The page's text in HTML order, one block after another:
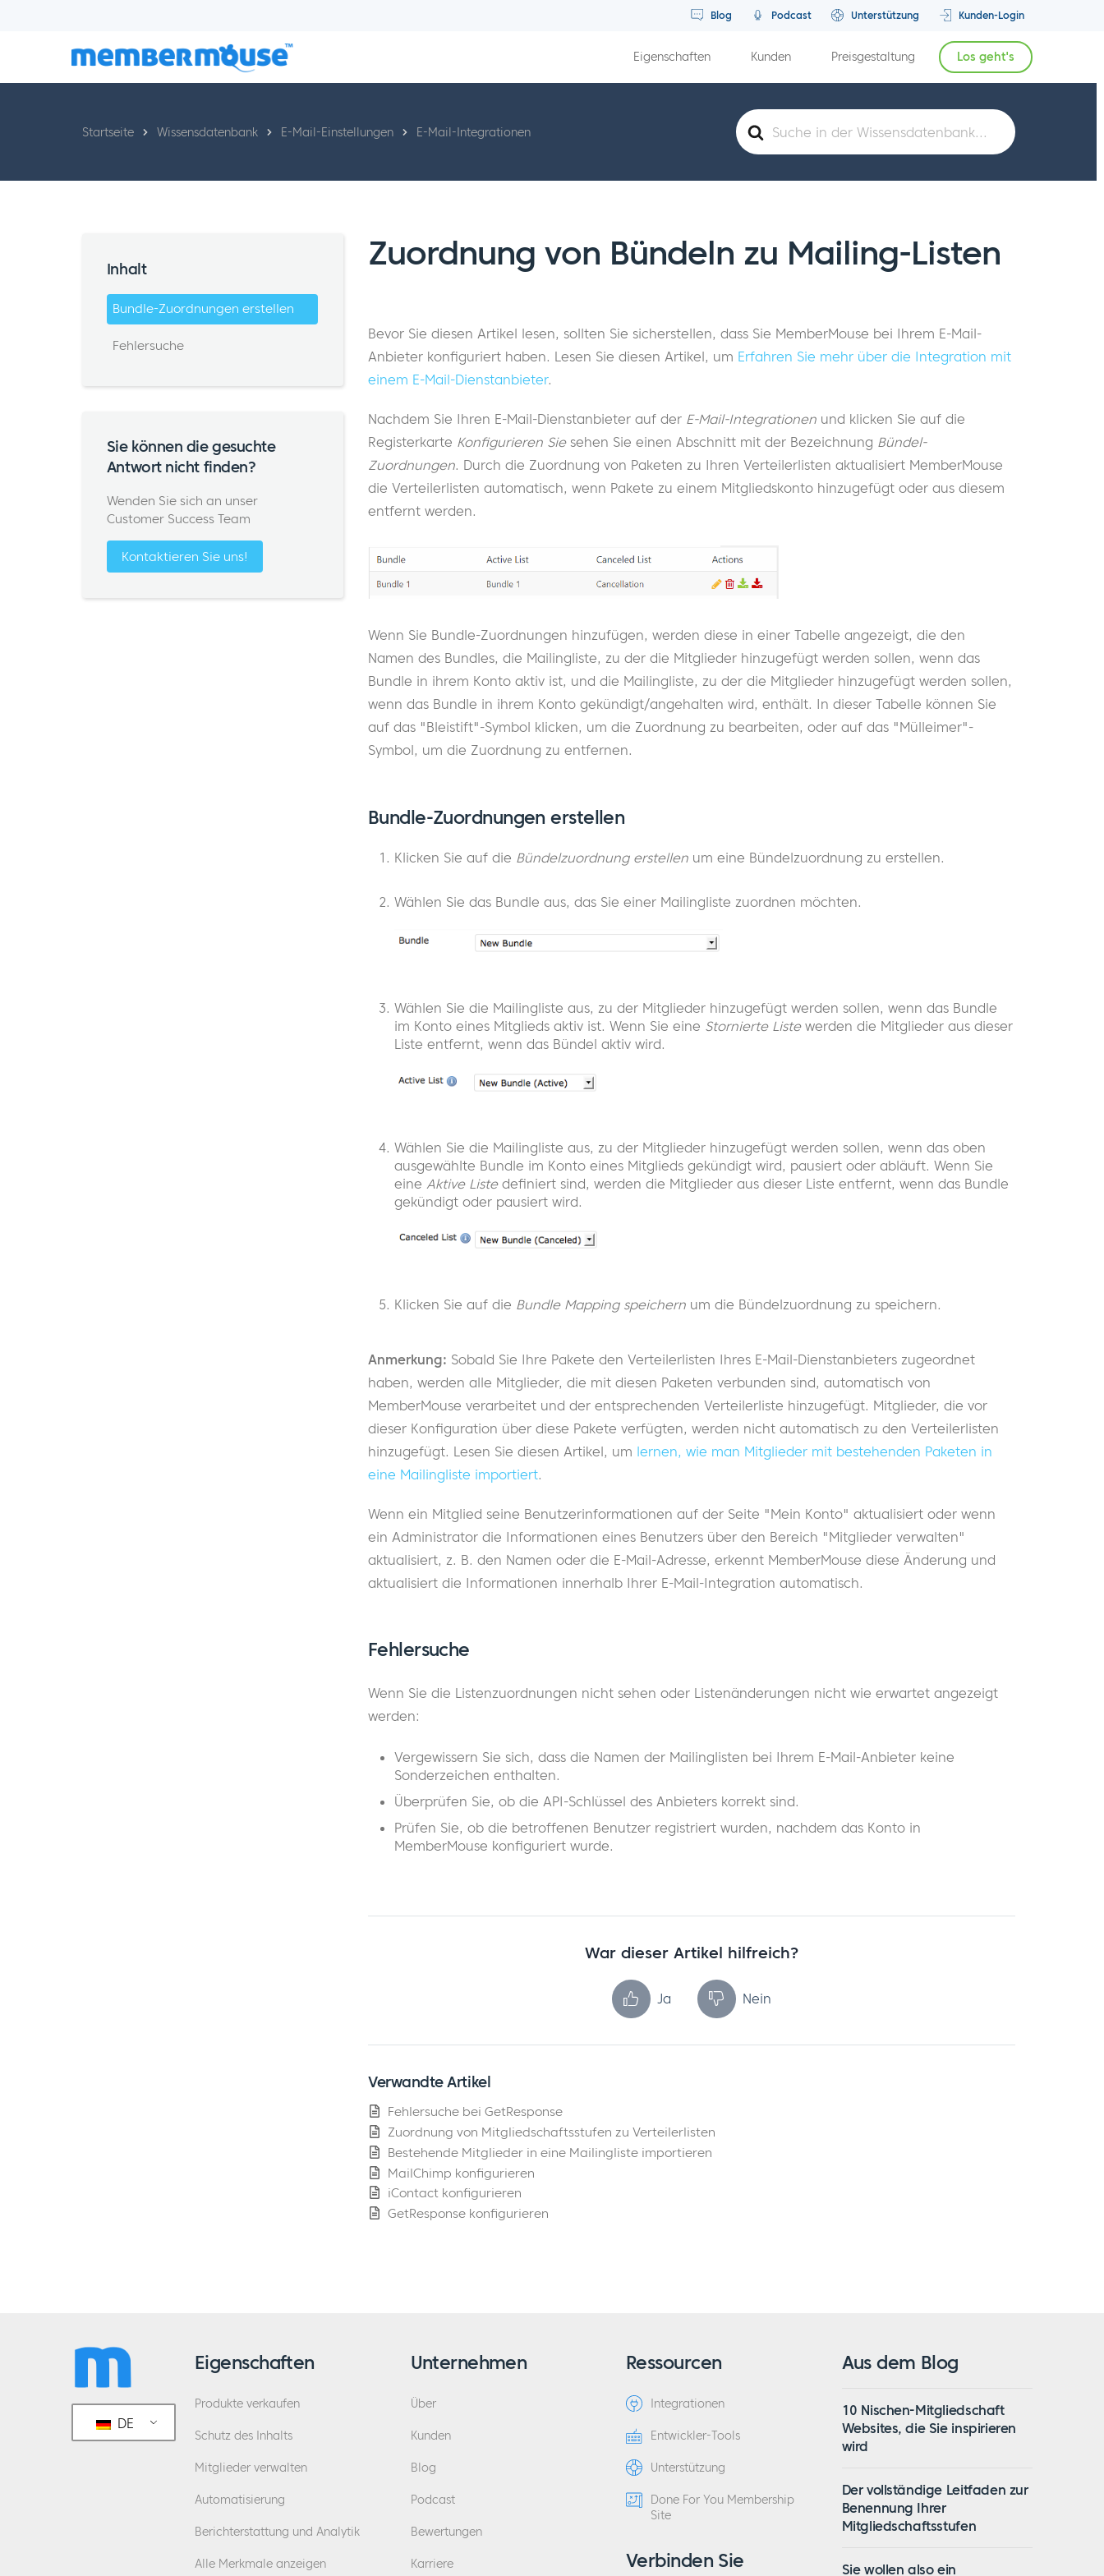
Blog Podcast Unterstützung Kunden-Login
Eigenschaften Kunden Preisgestaltung Los geht's
Suche
nach
Startseite Wissensdatenbank E-Mail-Einstellungen E-Mail-Integrationen
Zuordnung von Bündeln zu Mailing-Listen
Bevor Sie diesen Artikel lesen, sollten Sie sicherstellen, dass Sie MemberMouse bei Ihrem E-Mail-
Anbieter konfiguriert haben. Lesen Sie diesen Artikel, um Erfahren Sie mehr über die Integration mit
einem E-Mail-Dienstanbieter.
Nachdem Sie Ihren E-Mail-Dienstanbieter auf derE-Mail-Integrationen und klicken Sie auf die
Registerkarte Konfigurieren Sie sehen Sie einen Abschnitt mit der Bezeichnung Bündel-
Zuordnungen. Durch die Zuordnung von Paketen zu Ihren Verteilerlisten aktualisiert MemberMouse
die Verteilerlisten automatisch, wenn Pakete zu einem Mitgliedskonto hinzugefügt oder aus diesem
entfernt werden.
Wenn Sie Bundle-Zuordnungen hinzufügen, werden diese in einer Tabelle angezeigt, die den
Namen des Bundles, die Mailingliste, zu der die Mitglieder hinzugefügt werden sollen, wenn das
Bundle in ihrem Konto aktiv ist, und die Mailingliste, zu der die Mitglieder hinzugefügt werden sollen,
wenn das Bundle in ihrem Konto gekündigt/angehalten wird, enthält. In dieser Tabelle können Sie
auf das "Bleistift"-Symbol klicken, um die Zuordnung zu bearbeiten, oder auf das "Mülleimer"-
Symbol, um die Zuordnung zu entfernen.
Bundle-Zuordnungen erstellen
Klicken Sie auf die Bündelzuordnung erstellen um eine Bündelzuordnung zu erstellen.
Wählen Sie das Bundle aus, das Sie einer Mailingliste zuordnen möchten.
Wählen Sie die Mailingliste aus, zu der Mitglieder hinzugefügt werden sollen, wenn das Bundle
im Konto eines Mitglieds aktiv ist. Wenn Sie eine Stornierte Listewerden die Mitglieder aus dieser
Liste entfernt, wenn das Bündel aktiv wird.
Wählen Sie die Mailingliste aus, zu der Mitglieder hinzugefügt werden sollen, wenn das oben
ausgewählte Bundle im Konto eines Mitglieds gekündigt wird, pausiert oder abläuft. Wenn Sie
eine Aktive Listedefiniert sind, werden die Mitglieder aus dieser Liste entfernt, wenn das Bundle
gekündigt oder pausiert wird.
Klicken Sie auf die Bundle Mapping speichern um die Bündelzuordnung zu speichern.
Anmerkung: Sobald Sie Ihre Pakete den Verteilerlisten Ihres E-Mail-Dienstanbieters zugeordnet
haben, werden alle Mitglieder, die mit diesen Paketen verbunden sind, automatisch von
MemberMouse verarbeitet und der entsprechenden Verteilerliste hinzugefügt. Mitglieder, die vor
dieser Konfiguration über diese Pakete verfügten, werden nicht automatisch zu den Verteilerlisten
hinzugefügt. Lesen Sie diesen Artikel, um lernen, wie man Mitglieder mit bestehenden Paketen in
eine Mailingliste importiert.
Wenn ein Mitglied seine Benutzerinformationen auf der Seite "Mein Konto" aktualisiert oder wenn
ein Administrator die Informationen eines Benutzers über den Bereich "Mitglieder verwalten"
aktualisiert, z. B. den Namen oder die E-Mail-Adresse, erkennt MemberMouse diese Änderung und
aktualisiert die Informationen innerhalb Ihrer E-Mail-Integration automatisch.
Fehlersuche
Wenn Sie die Listenzuordnungen nicht sehen oder Listenänderungen nicht wie erwartet angezeigt
werden:
Vergewissern Sie sich, dass die Namen der Mailinglisten bei Ihrem E-Mail-Anbieter keine
Sonderzeichen enthalten.
Überprüfen Sie, ob die API-Schlüssel des Anbieters korrekt sind.
Prüfen Sie, ob die betroffenen Benutzer registriert wurden, nachdem das Konto in
MemberMouse konfiguriert wurde.
War dieser Artikel hilfreich?
Ja Nein
Verwandte Artikel
Fehlersuche bei GetResponse
Zuordnung von Mitgliedschaftsstufen zu Verteilerlisten
Bestehende Mitglieder in eine Mailingliste importieren
MailChimp konfigurieren
iContact konfigurieren
GetResponse konfigurieren
Inhalt
Bundle-Zuordnungen erstellen
Fehlersuche
Sie können die gesuchte
Antwort nicht finden?
Wenden Sie sich an unser
Customer Success Team
Kontaktieren Sie uns!
DE
Eigenschaften
Produkte verkaufen
Schutz des Inhalts
Mitglieder verwalten
Automatisierung
Berichterstattung und Analytik
Alle Merkmale anzeigen
Unternehmen
Über
Kunden
Blog
Podcast
Bewertungen
Karriere
Ressourcen
Integrationen
Entwickler-Tools
Unterstützung
Done For You Membership
Site
Verbinden Sie
Aus dem Blog
10 Nischen-Mitgliedschaft
Websites, die Sie inspirieren
wird
Der vollständige Leitfaden zur
Benennung Ihrer
Mitgliedschaftsstufen
Sie wollen also ein